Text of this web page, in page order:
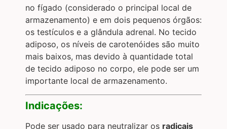
no fígado (considerado o principal local de
armazenamento) e em dois pequenos órgãos:
os testículos e a glândula adrenal. No tecido
adiposo, os níveis de carotenóides são muito
mais baixos, mas devido à quantidade total
de tecido adiposo no corpo, ele pode ser um
importante local de armazenamento.
Indicações:
Pode ser usado para neutralizar os radicais